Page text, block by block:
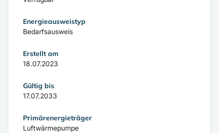
Energie­ausweistyp
Bedarfsausweis
Erstellt am
18.07.2023
Gültig bis
17.07.2033
Primärenergieträger
Luftwärmepumpe